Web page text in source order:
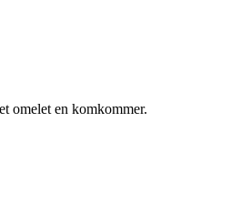
omelet en komkommer.